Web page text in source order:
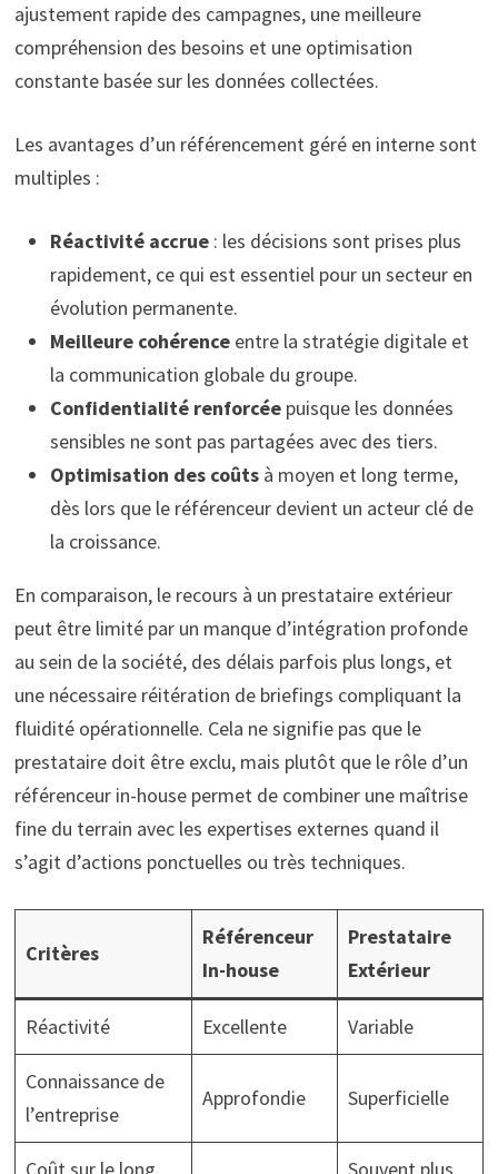
ajustement rapide des campagnes, une meilleure
compréhension des besoins et une optimisation
constante basée sur les données collectées.
Les avantages d’un référencement géré en interne sont
multiples :
Réactivité accrue: les décisions sont prises plus
rapidement, ce qui est essentiel pour un secteur en
évolution permanente.
Meilleure cohérenceentre la stratégie digitale et
la communication globale du groupe.
Confidentialité renforcéepuisque les données
sensibles ne sont pas partagées avec des tiers.
Optimisation des coûtsà moyen et long terme,
dès lors que le référenceur devient un acteur clé de
la croissance.
En comparaison, le recours à un prestataire extérieur
peut être limité par un manque d’intégration profonde
au sein de la société, des délais parfois plus longs, et
une nécessaire réitération de briefings compliquant la
fluidité opérationnelle. Cela ne signifie pas que le
prestataire doit être exclu, mais plutôt que le rôle d’un
référenceur in-house permet de combiner une maîtrise
fine du terrain avec les expertises externes quand il
s’agit d’actions ponctuelles ou très techniques.
Critères
Référenceur
In-house
Prestataire
Extérieur
Réactivité Excellente Variable
Connaissance de
l’entreprise
Approfondie Superficielle